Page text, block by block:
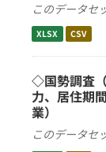
このデータセ
XLSX CSV
◇国勢調査
力、居住期
業）
このデータセ